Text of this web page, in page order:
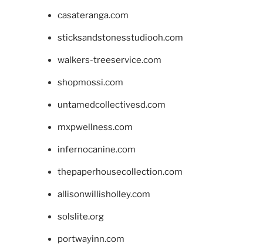
casateranga.com
sticksandstonesstudiooh.com
walkers-treeservice.com
shopmossi.com
untamedcollectivesd.com
mxpwellness.com
infernocanine.com
thepaperhousecollection.com
allisonwillisholley.com
solslite.org
portwayinn.com